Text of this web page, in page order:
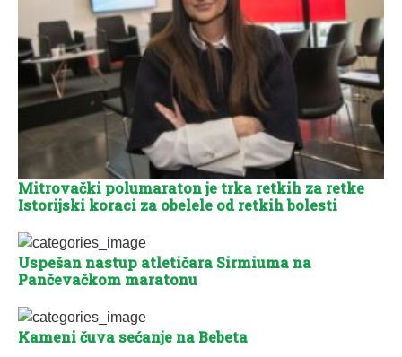
Mitrovački polumaraton je trka retkih za retke
Istorijski koraci za obelele od retkih bolesti
Uspešan nastup atletičara Sirmiuma na
Pančevačkom maratonu
Kameni čuva sećanje na Bebeta